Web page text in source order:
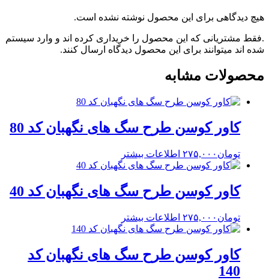
هیچ دیدگاهی برای این محصول نوشته نشده است.
.فقط مشتریانی که این محصول را خریداری کرده اند و وارد سیستم
شده اند میتوانند برای این محصول دیدگاه ارسال کنند.
محصولات مشابه
کاور کوسن طرح سگ های نگهبان کد 80
تومان ۲۷۵,۰۰۰ اطلاعات بیشتر
کاور کوسن طرح سگ های نگهبان کد 40
تومان ۲۷۵,۰۰۰ اطلاعات بیشتر
کاور کوسن طرح سگ های نگهبان کد
140